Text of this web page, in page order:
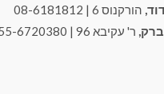
הורקנוס 6 | 08-6181812
ברק, ר' עקיבא 96 | 055-6720380